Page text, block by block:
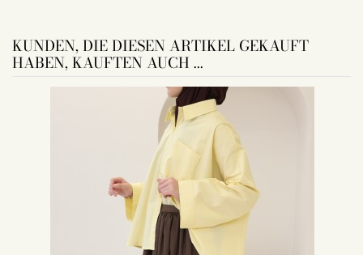
KUNDEN, DIE DIESEN ARTIKEL GEKAUFT
HABEN, KAUFTEN AUCH ...